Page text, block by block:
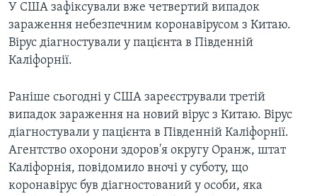
СТУДІЯ ВАШИНГТОН
ПРАЙМ-ТАЙМ
МИ В СОЦМЕРЕЖАХ
Мови
У США зафіксували вже четвертий випадок
зараження небезпечним коронавірусом з Китаю.
Вірус діагностували у пацієнта в Південній
Каліфорнії.
Раніше сьогодні у США зареєстрували третій
випадок зараження на новий вірус з Китаю. Вірус
діагностували у пацієнта в Південній Каліфорнії.
Агентство охорони здоров'я округу Оранж, штат
Каліфорнія, повідомило вночі у суботу, що
коронавірус був діагностований у особи, яка